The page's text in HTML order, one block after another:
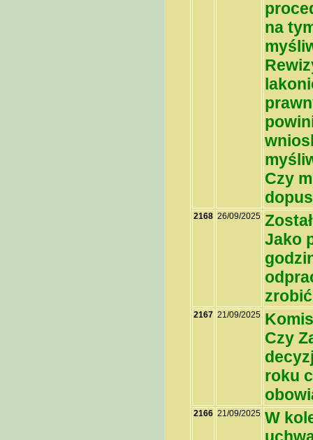
na
Czy
2168 26/09/2025
Jako
2167 21/09/2025
Czy
roku
2166 21/09/2025 W